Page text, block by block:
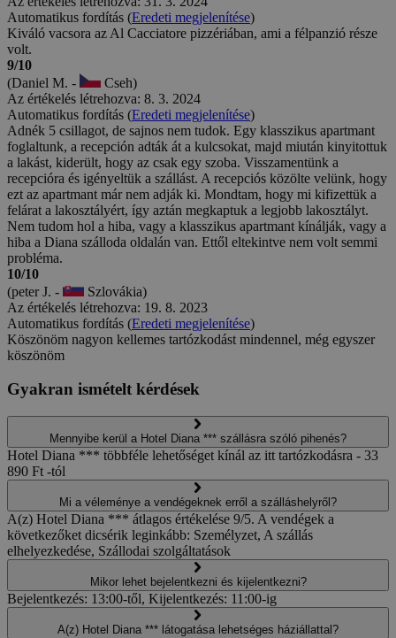
Automatikus fordítás (Eredeti megjelenítése)
Kiváló vacsora az Al Cacciatore pizzériában, ami a félpanzió része
volt.
9/10
(Daniel M. -
Cseh)
Az értékelés létrehozva: 8. 3. 2024
Automatikus fordítás (Eredeti megjelenítése)
Adnék 5 csillagot, de sajnos nem tudok. Egy klasszikus apartmant
foglaltunk, a recepción adták át a kulcsokat, majd miután kinyitottuk
a lakást, kiderült, hogy az csak egy szoba. Visszamentünk a
recepcióra és igényeltük a szállást. A recepciós közölte velünk, hogy
ezt az apartmant már nem adják ki. Mondtam, hogy mi kifizettük a
felárat a lakosztályért, így aztán megkaptuk a legjobb lakosztályt.
Nem tudom hol a hiba, vagy a klasszikus apartmant kínálják, vagy a
hiba a Diana szálloda oldalán van. Ettől eltekintve nem volt semmi
probléma.
10/10
(peter J. -
Szlovákia)
Az értékelés létrehozva: 19. 8. 2023
Automatikus fordítás (Eredeti megjelenítése)
Köszönöm nagyon kellemes tartózkodást mindennel, még egyszer
köszönöm
Gyakran ismételt kérdések
Mennyibe kerül a Hotel Diana *** szállásra szóló pihenés?
Hotel Diana *** többféle lehetőséget kínál az itt tartózkodásra - 33
890 Ft -tól
Mi a véleménye a vendégeknek erről a szálláshelyről?
A(z) Hotel Diana *** átlagos értékelése 9/5. A vendégek a
következőket dicsérik leginkább: Személyzet, A szállás
elhelyezkedése, Szállodai szolgáltatások
Mikor lehet bejelentkezni és kijelentkezni?
Bejelentkezés: 13:00-től, Kijelentkezés: 11:00-ig
A(z) Hotel Diana *** látogatása lehetséges háziállattal?